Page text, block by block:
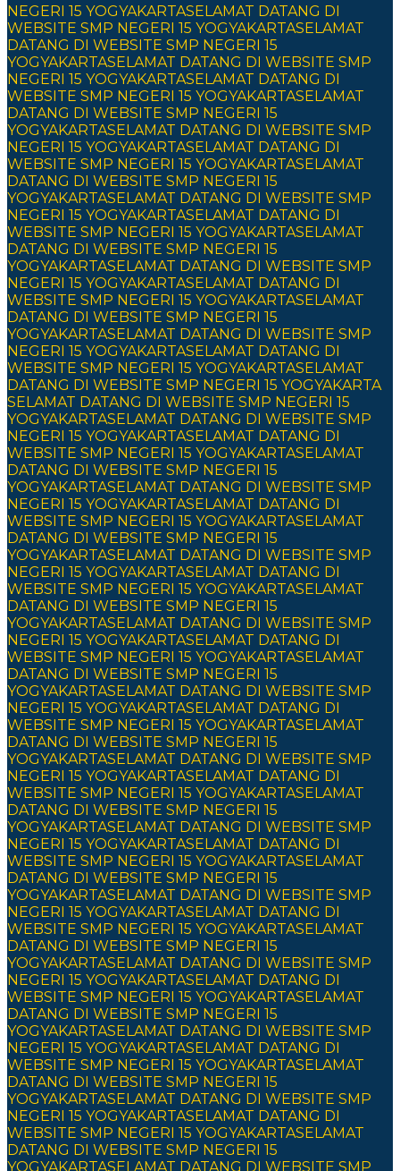
NEGERI 15 YOGYAKARTASELAMAT DATANG DI
WEBSITE SMP NEGERI 15 YOGYAKARTASELAMAT
DATANG DI WEBSITE SMP NEGERI 15
YOGYAKARTASELAMAT DATANG DI WEBSITE SMP
NEGERI 15 YOGYAKARTASELAMAT DATANG DI
WEBSITE SMP NEGERI 15 YOGYAKARTASELAMAT
DATANG DI WEBSITE SMP NEGERI 15
YOGYAKARTASELAMAT DATANG DI WEBSITE SMP
NEGERI 15 YOGYAKARTASELAMAT DATANG DI
WEBSITE SMP NEGERI 15 YOGYAKARTASELAMAT
DATANG DI WEBSITE SMP NEGERI 15
YOGYAKARTASELAMAT DATANG DI WEBSITE SMP
NEGERI 15 YOGYAKARTASELAMAT DATANG DI
WEBSITE SMP NEGERI 15 YOGYAKARTASELAMAT
DATANG DI WEBSITE SMP NEGERI 15
YOGYAKARTASELAMAT DATANG DI WEBSITE SMP
NEGERI 15 YOGYAKARTASELAMAT DATANG DI
WEBSITE SMP NEGERI 15 YOGYAKARTASELAMAT
DATANG DI WEBSITE SMP NEGERI 15
YOGYAKARTASELAMAT DATANG DI WEBSITE SMP
NEGERI 15 YOGYAKARTASELAMAT DATANG DI
WEBSITE SMP NEGERI 15 YOGYAKARTASELAMAT
DATANG DI WEBSITE SMP NEGERI 15 YOGYAKARTA
SELAMAT DATANG DI WEBSITE SMP NEGERI 15
YOGYAKARTASELAMAT DATANG DI WEBSITE SMP
NEGERI 15 YOGYAKARTASELAMAT DATANG DI
WEBSITE SMP NEGERI 15 YOGYAKARTASELAMAT
DATANG DI WEBSITE SMP NEGERI 15
YOGYAKARTASELAMAT DATANG DI WEBSITE SMP
NEGERI 15 YOGYAKARTASELAMAT DATANG DI
WEBSITE SMP NEGERI 15 YOGYAKARTASELAMAT
DATANG DI WEBSITE SMP NEGERI 15
YOGYAKARTASELAMAT DATANG DI WEBSITE SMP
NEGERI 15 YOGYAKARTASELAMAT DATANG DI
WEBSITE SMP NEGERI 15 YOGYAKARTASELAMAT
DATANG DI WEBSITE SMP NEGERI 15
YOGYAKARTASELAMAT DATANG DI WEBSITE SMP
NEGERI 15 YOGYAKARTASELAMAT DATANG DI
WEBSITE SMP NEGERI 15 YOGYAKARTASELAMAT
DATANG DI WEBSITE SMP NEGERI 15
YOGYAKARTASELAMAT DATANG DI WEBSITE SMP
NEGERI 15 YOGYAKARTASELAMAT DATANG DI
WEBSITE SMP NEGERI 15 YOGYAKARTASELAMAT
DATANG DI WEBSITE SMP NEGERI 15
YOGYAKARTASELAMAT DATANG DI WEBSITE SMP
NEGERI 15 YOGYAKARTASELAMAT DATANG DI
WEBSITE SMP NEGERI 15 YOGYAKARTASELAMAT
DATANG DI WEBSITE SMP NEGERI 15
YOGYAKARTASELAMAT DATANG DI WEBSITE SMP
NEGERI 15 YOGYAKARTASELAMAT DATANG DI
WEBSITE SMP NEGERI 15 YOGYAKARTASELAMAT
DATANG DI WEBSITE SMP NEGERI 15
YOGYAKARTASELAMAT DATANG DI WEBSITE SMP
NEGERI 15 YOGYAKARTASELAMAT DATANG DI
WEBSITE SMP NEGERI 15 YOGYAKARTASELAMAT
DATANG DI WEBSITE SMP NEGERI 15
YOGYAKARTASELAMAT DATANG DI WEBSITE SMP
NEGERI 15 YOGYAKARTASELAMAT DATANG DI
WEBSITE SMP NEGERI 15 YOGYAKARTASELAMAT
DATANG DI WEBSITE SMP NEGERI 15
YOGYAKARTASELAMAT DATANG DI WEBSITE SMP
NEGERI 15 YOGYAKARTASELAMAT DATANG DI
WEBSITE SMP NEGERI 15 YOGYAKARTASELAMAT
DATANG DI WEBSITE SMP NEGERI 15
YOGYAKARTASELAMAT DATANG DI WEBSITE SMP
NEGERI 15 YOGYAKARTASELAMAT DATANG DI
WEBSITE SMP NEGERI 15 YOGYAKARTASELAMAT
DATANG DI WEBSITE SMP NEGERI 15
YOGYAKARTASELAMAT DATANG DI WEBSITE SMP